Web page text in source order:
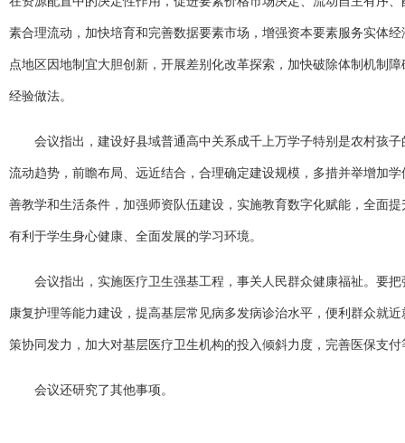
素合理流动，加快培育和完善数据要素市场，增强资本要素服务实体
点地区因地制宜大胆创新，开展差别化改革探索，加快破除体制机制
经验做法。
会议指出，建设好县域普通高中关系成千上万学子特别是农村孩
流动趋势，前瞻布局、远近结合，合理确定建设规模，多措并举增加
善教学和生活条件，加强师资队伍建设，实施教育数字化赋能，全面
有利于学生身心健康、全面发展的学习环境。
会议指出，实施医疗卫生强基工程，事关人民群众健康福祉。要
康复护理等能力建设，提高基层常见病多发病诊治水平，便利群众就
策协同发力，加大对基层医疗卫生机构的投入倾斜力度，完善医保支
会议还研究了其他事项。